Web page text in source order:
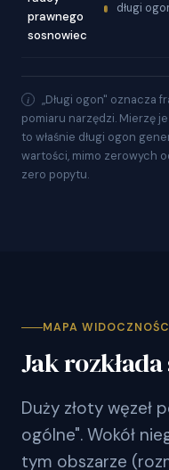
prawnego
sosnowiec
długi
„Długi ogon" oznacza
pomiaru narzędzi. Mierzę
to właśnie długi ogon
wartości, mimo zerowych
zero popytu.
MAPA
Jak
Duży złoty węzeł
ogólne". Wokół
tym obszarze